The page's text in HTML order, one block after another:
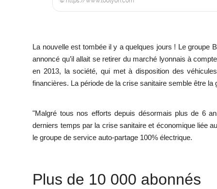
La nouvelle est tombée il y a quelques jours ! Le groupe
annoncé qu’il allait se retirer du marché lyonnais à
en 2013, la société, qui met à disposition des
financières. La période de la crise sanitaire semble être la
"Malgré tous nos efforts depuis désormais plus de 6
derniers temps par la crise sanitaire et économique liée
le groupe de service auto-partage 100% électrique.
Plus de 10 000 abonnés